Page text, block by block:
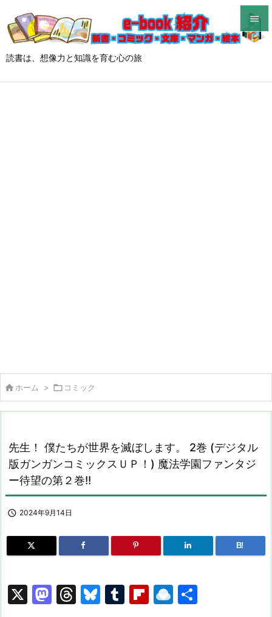
読書は、想像力と知識を育む心の旅


ホーム >  コミック
先生！ 僕たちが世界を滅ぼします。 2巻 (デジタル
版ガンガンコミックスＵＰ！) 魔法学園ファンタジ
ー待望の第２巻!!
 2024年9月14日
B!
X
M T
Bl T
Fl R